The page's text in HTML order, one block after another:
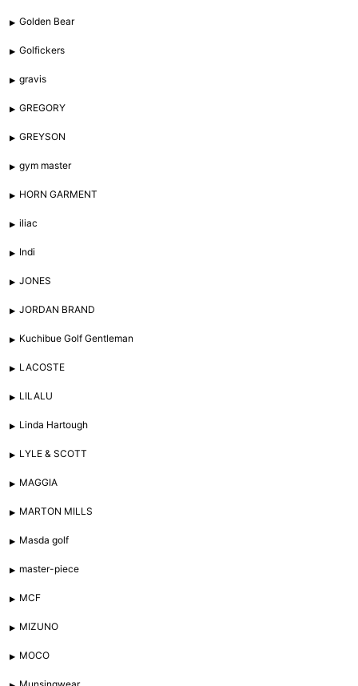
Golden Bear
Golfickers
gravis
GREGORY
GREYSON
gym master
HORN GARMENT
iliac
Indi
JONES
JORDAN BRAND
Kuchibue Golf Gentleman
LACOSTE
LILALU
Linda Hartough
LYLE & SCOTT
MAGGIA
MARTON MILLS
Masda golf
master-piece
MCF
MIZUNO
MOCO